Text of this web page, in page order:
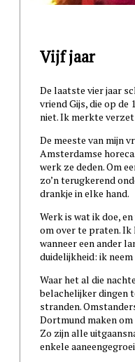
Vijf jaar
De laatste vier jaar
vriend Gijs, die op de
niet. Ik merkte
De meeste van mijn
Amsterdamse
werk ze deden. Om
zo’n terugkerend
drankje in elke hand.
Werk is wat ik doe,
om over te praten.
wanneer een ander
duidelijkheid: ik
Waar het al die
belachelijker dingen
stranden.
Dortmund maken om
Zo zijn alle
enkele